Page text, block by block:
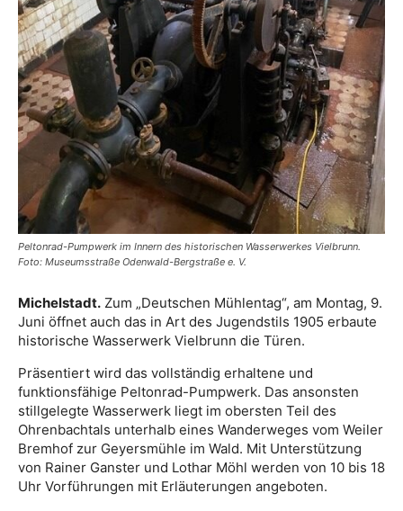
Peltonrad-Pumpwerk im Innern des historischen Wasserwerkes Vielbrunn.
Foto: Museumsstraße Odenwald-Bergstraße e. V.
Michelstadt. Zum „Deutschen Mühlentag“, am Montag, 9.
Juni öffnet auch das in Art des Jugendstils 1905 erbaute
historische Wasserwerk Vielbrunn die Türen.
Präsentiert wird das vollständig erhaltene und
funktionsfähige Peltonrad-Pumpwerk. Das ansonsten
stillgelegte Wasserwerk liegt im obersten Teil des
Ohrenbachtals unterhalb eines Wanderweges vom Weiler
Bremhof zur Geyersmühle im Wald. Mit Unterstützung
von Rainer Ganster und Lothar Möhl werden von 10 bis 18
Uhr Vorführungen mit Erläuterungen angeboten.